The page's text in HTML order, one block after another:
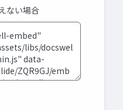
ない場合